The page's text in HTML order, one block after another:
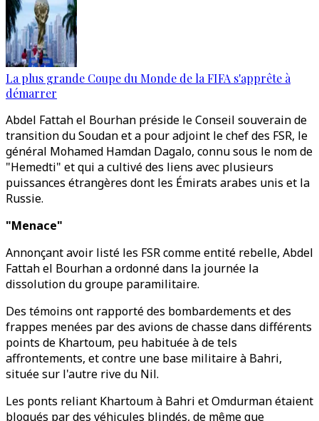
La plus grande Coupe du Monde de la FIFA s'apprête à
démarrer
Abdel Fattah el Bourhan préside le Conseil souverain de
transition du Soudan et a pour adjoint le chef des FSR, le
général Mohamed Hamdan Dagalo, connu sous le nom de
"Hemedti" et qui a cultivé des liens avec plusieurs
puissances étrangères dont les Émirats arabes unis et la
Russie.
"Menace"
Annonçant avoir listé les FSR comme entité rebelle, Abdel
Fattah el Bourhan a ordonné dans la journée la
dissolution du groupe paramilitaire.
Des témoins ont rapporté des bombardements et des
frappes menées par des avions de chasse dans différents
points de Khartoum, peu habituée à de tels
affrontements, et contre une base militaire à Bahri,
située sur l'autre rive du Nil.
Les ponts reliant Khartoum à Bahri et Omdurman étaient
bloqués par des véhicules blindés, de même que